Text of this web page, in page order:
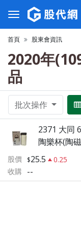
首頁 股東會資訊
2020年
品
批次操作
2371 大同
陶樂杯(陶
股價
25.5
0.25
收購 --